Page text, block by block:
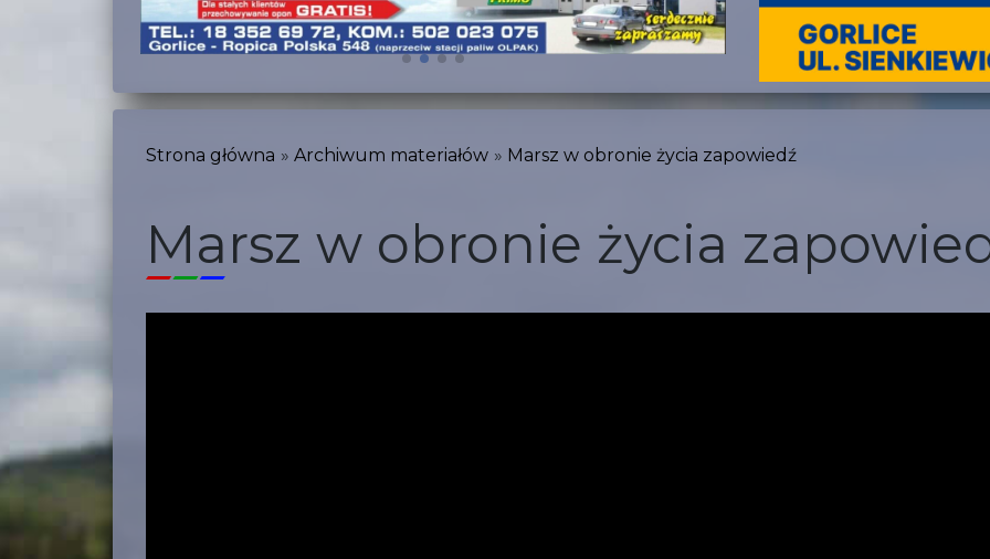
Strona główna Archiwum materiałów Marsz w obronie życia zapowiedź
Marsz w obronie życia